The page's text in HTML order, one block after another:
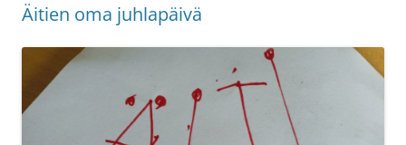
Äitien oma juhlapäivä